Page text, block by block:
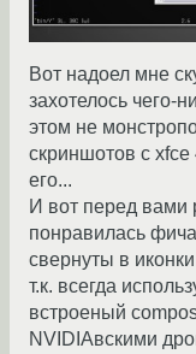
Вот надоел мне
захотелось чего-
этом не
скриншотов с
его...
И вот перед вами
понравилась
свернуты в
т.к. всегда
встроеный
NVIDIAвскими